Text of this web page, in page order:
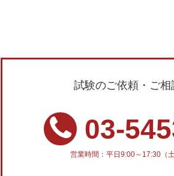
試験のご依頼・ご相
03-
営業時間：平日9:00～17:30（